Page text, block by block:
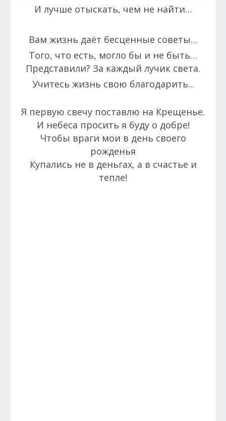
И лучше отыскать, чем не найти…
Вам жизнь даёт бесценные советы…
Того, что есть, могло бы и не быть…
Представили? За каждый лучик света.
Учитесь жизнь свою благодарить...
Я первую свечу поставлю на Крещенье.
И небеса просить я буду о добре!
Чтобы враги мои в день своего
рожденья
Купались не в деньгах, а в счастье и
тепле!